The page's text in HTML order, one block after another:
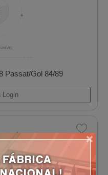
S4t/Pickup 92...
seu Login
×